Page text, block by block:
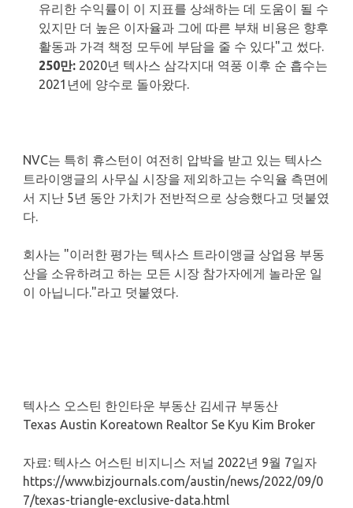
유리한 수익률이 이 지표를 상쇄하는 데 도움이 될 수
있지만 더 높은 이자율과 그에 따른 부채 비용은 향후
활동과 가격 책정 모두에 부담을 줄 수 있다"고 썼다.
250만: 2020년 텍사스 삼각지대 역풍 이후 순 흡수는
2021년에 양수로 돌아왔다.
NVC는 특히 휴스턴이 여전히 압박을 받고 있는 텍사스
트라이앵글의 사무실 시장을 제외하고는 수익율 측면에
서 지난 5년 동안 가치가 전반적으로 상승했다고 덧붙였
다.
회사는 "이러한 평가는 텍사스 트라이앵글 상업용 부동
산을 소유하려고 하는 모든 시장 참가자에게 놀라운 일
이 아닙니다."라고 덧붙였다.
텍사스 오스틴 한인타운 부동산 김세규 부동산
Texas Austin Koreatown Realtor Se Kyu Kim Broker
자료: 텍사스 어스틴 비지니스 저널 2022년 9월 7일자
https://www.bizjournals.com/austin/news/2022/09/0
7/texas-triangle-exclusive-data.html